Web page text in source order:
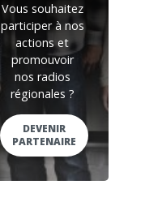
Vous souhaitez
participer à nos
actions et
promouvoir
nos radios
régionales ?
DEVENIR
PARTENAIRE